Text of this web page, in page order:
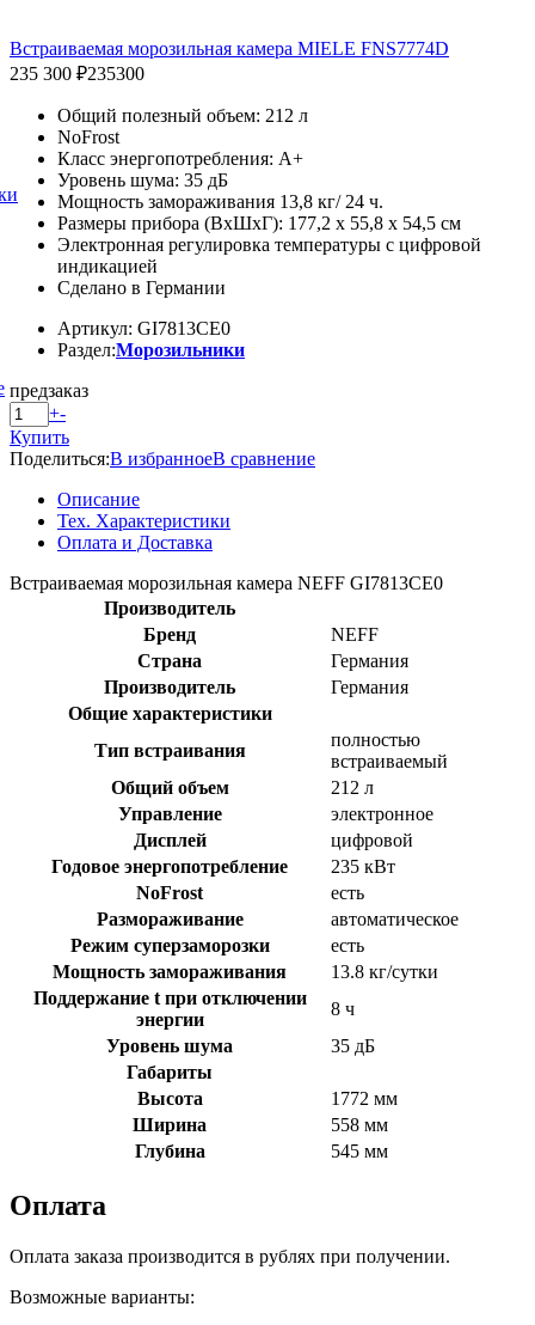
Встраиваемая морозильная камера MIELE FNS7774D
235 300 ₽235300
Общий полезный объем: 212 л
NoFrost
Класс энергопотребления: A+
Уровень шума: 35 дБ
Мощность замораживания 13,8 кг/ 24 ч.
Размеры прибора (ВхШхГ): 177,2 x 55,8 x 54,5 см
Электронная регулировка температуры с цифровой
индикацией
Сделано в Германии
Артикул: GI7813CE0
Раздел:Морозильники
предзаказ
+-
Купить
Поделиться:В избранноеВ сравнение
Описание
Тех. Характеристики
Оплата и Доставка
Встраиваемая морозильная камера NEFF GI7813CE0
Производитель
Бренд
NEFF
Страна
Германия
Производитель
Германия
Общие характеристики
Тип встраивания
полностью
встраиваемый
Общий объем
212 л
Управление
электронное
Дисплей
цифровой
Годовое энергопотребление
235 кВт
NoFrost
есть
Размораживание
автоматическое
Режим суперзаморозки
есть
Мощность замораживания
13.8 кг/сутки
Поддержание t при отключении
энергии
8 ч
Уровень шума
35 дБ
Габариты
Высота
1772 мм
Ширина
558 мм
Глубина
545 мм
Оплата
Оплата заказа производится в рублях при получении.
Возможные варианты: